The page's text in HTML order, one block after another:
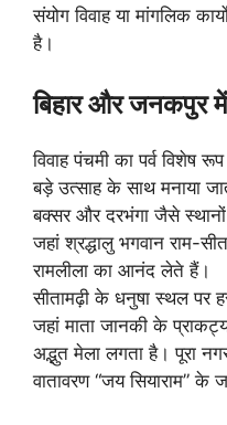
संयोग विवाह या मांगलिक
है।
बिहार और जनकपुर
विवाह पंचमी का पर्व विशेष
बड़े उत्साह के साथ मनाया
बक्सर और दरभंगा जैसे
जहां श्रद्धालु भगवान राम-
रामलीला का आनंद लेते हैं।
सीतामढ़ी के धनुषा स्थल पर
जहां माता जानकी के
अद्भुत मेला लगता है। पूरा
वातावरण “जय सियाराम”